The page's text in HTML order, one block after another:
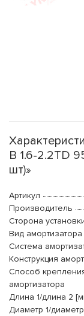
B 1.6-2.2TD
шт)»
Артикул
Производитель
Сторона
Вид амортизатора
Система
Конструкция
Способ
амортизатора
Длина 1/длина 2
Диаметр 1/